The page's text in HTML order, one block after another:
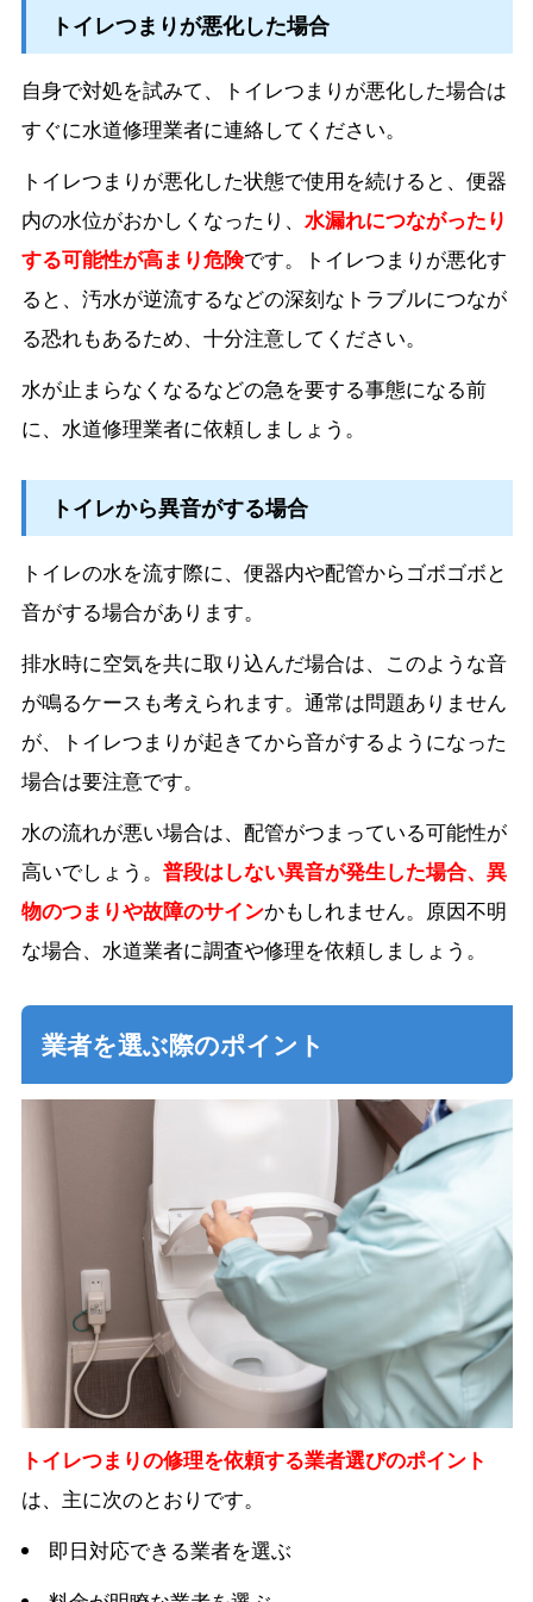
トイレつまりが悪化した場合
自身で対処を試みて、トイレつまりが悪化した場合は
すぐに水道修理業者に連絡してください。
トイレつまりが悪化した状態で使用を続けると、便器
内の水位がおかしくなったり、 水漏れにつながったり
する可能性が高まり危険です。トイレつまりが悪化す
ると、汚水が逆流するなどの深刻なトラブルにつなが
る恐れもあるため、十分注意してください。
水が止まらなくなるなどの急を要する事態になる前
に、水道修理業者に依頼しましょう。
トイレから異音がする場合
トイレの水を流す際に、便器内や配管からゴボゴボと
音がする場合があります。
排水時に空気を共に取り込んだ場合は、このような音
が鳴るケースも考えられます。通常は問題ありません
が、トイレつまりが起きてから音がするようになった
場合は要注意です。
水の流れが悪い場合は、配管がつまっている可能性が
高いでしょう。 普段はしない異音が発生した場合、異
物のつまりや故障のサインかもしれません。原因不明
な場合、水道業者に調査や修理を依頼しましょう。
業者を選ぶ際のポイント
トイレつまりの修理を依頼する業者選びのポイント
は、主に次のとおりです。
即日対応できる業者を選ぶ